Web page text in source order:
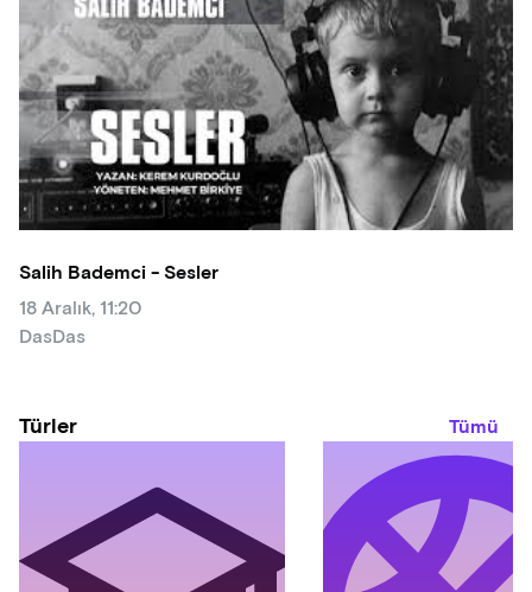
Salih Bademci - Sesler
18 Aralık, 11:20
DasDas
Türler Tümü